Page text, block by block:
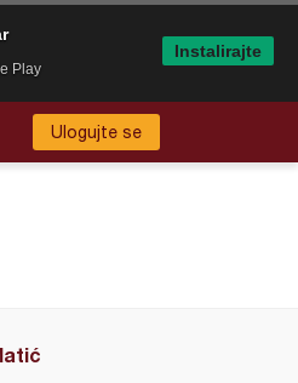
Ulogujte se
Play
Instalirajte